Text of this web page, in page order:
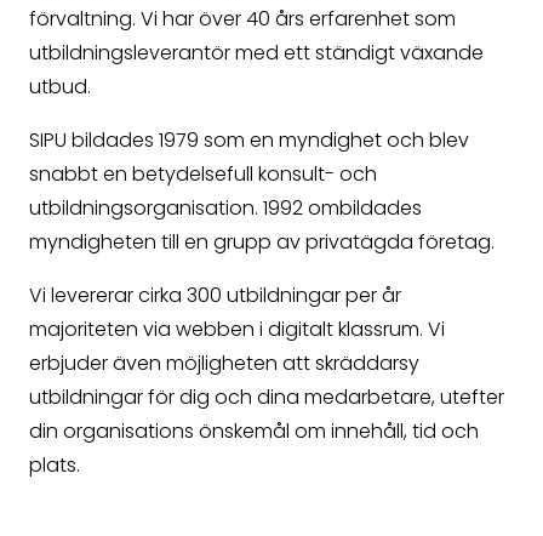
förvaltning. Vi har över 40 års erfarenhet som
utbildningsleverantör med ett ständigt växande
utbud.
SIPU bildades 1979 som en myndighet och blev
snabbt en betydelsefull konsult- och
utbildningsorganisation. 1992 ombildades
myndigheten till en grupp av privatägda företag.
Vi levererar cirka 300 utbildningar per år
majoriteten via webben i digitalt klassrum. Vi
erbjuder även möjligheten att skräddarsy
utbildningar för dig och dina medarbetare, utefter
din organisations önskemål om innehåll, tid och
plats.